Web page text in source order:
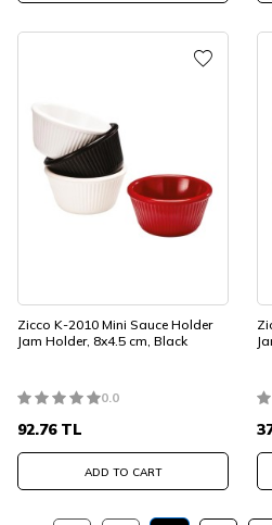
Zicco K-2010 Mini Sauce Holder
Jam Holder, 8x4.5 cm, Black
0.0
92.76TL
ADD TO CART